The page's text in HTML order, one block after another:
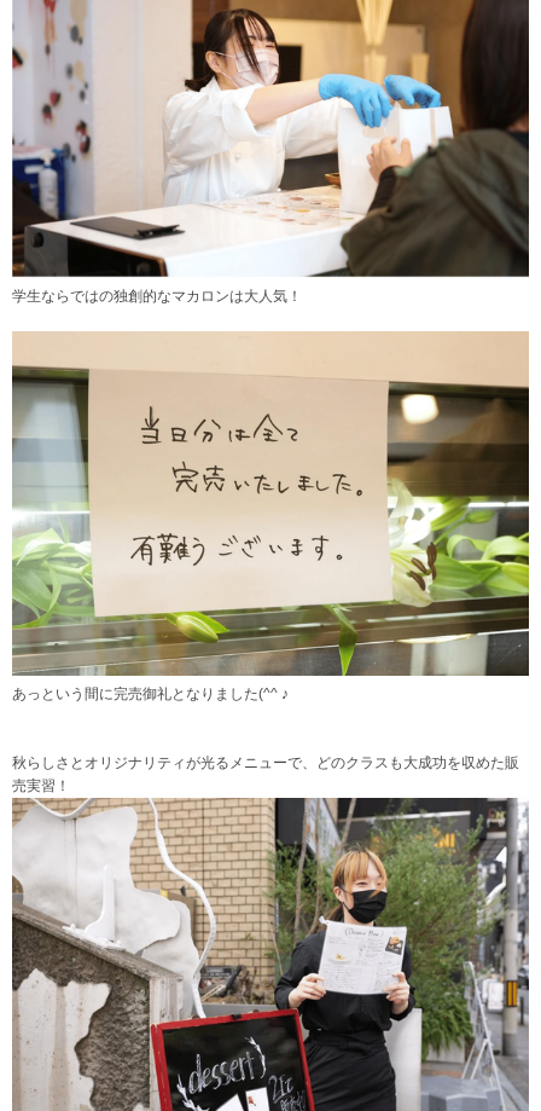
学生ならではの独創的なマカロンは大人気！
あっという間に完売御礼となりました(^^ ♪
秋らしさとオリジナリティが光るメニューで、どのクラスも大成功を収めた販
売実習！